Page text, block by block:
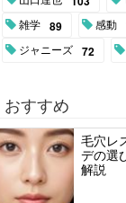
雑学 89 感動
ジャニーズ 72
おすすめ
毛穴レ
デの選
解説